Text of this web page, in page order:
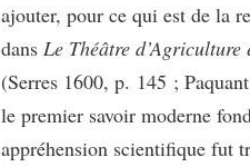
ajouter, pour ce qui est de la
dans Le Théâtre d’Agriculture
(Serres 1600, p. 145 ;
le premier savoir moderne
appréhension scientifique fut